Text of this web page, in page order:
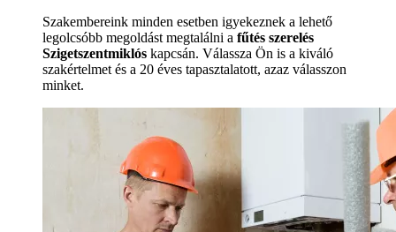
Szakembereink minden esetben igyekeznek a lehető
legolcsóbb megoldást megtalálni a fűtés szerelés
Szigetszentmiklós kapcsán. Válassza Ön is a kiváló
szakértelmet és a 20 éves tapasztalatott, azaz válasszon
minket.